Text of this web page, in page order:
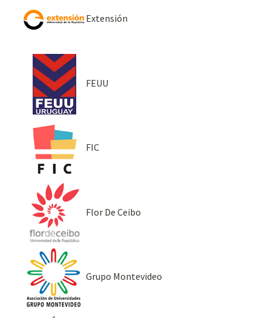
Extensión
FEUU
FIC
Flor De Ceibo
Grupo Montevideo